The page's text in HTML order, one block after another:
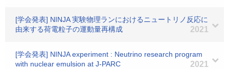
[学会発表] NINJA 実験物理ランにおけるニュートリノ反応に
由来する荷電粒子の運動量再構成
2021
[学会発表] NINJA experiment : Neutrino research program
with nuclear emulsion at J-PARC
2021